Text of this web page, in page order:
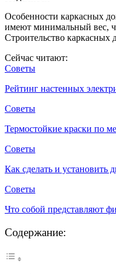
Особенности каркасных
имеют минимальный вес,
Строительство каркасных
Сейчас читают:
Советы
Рейтинг настенных
Советы
Термостойкие краски по
Советы
Как сделать и
Советы
Что собой представляют
Содержание: